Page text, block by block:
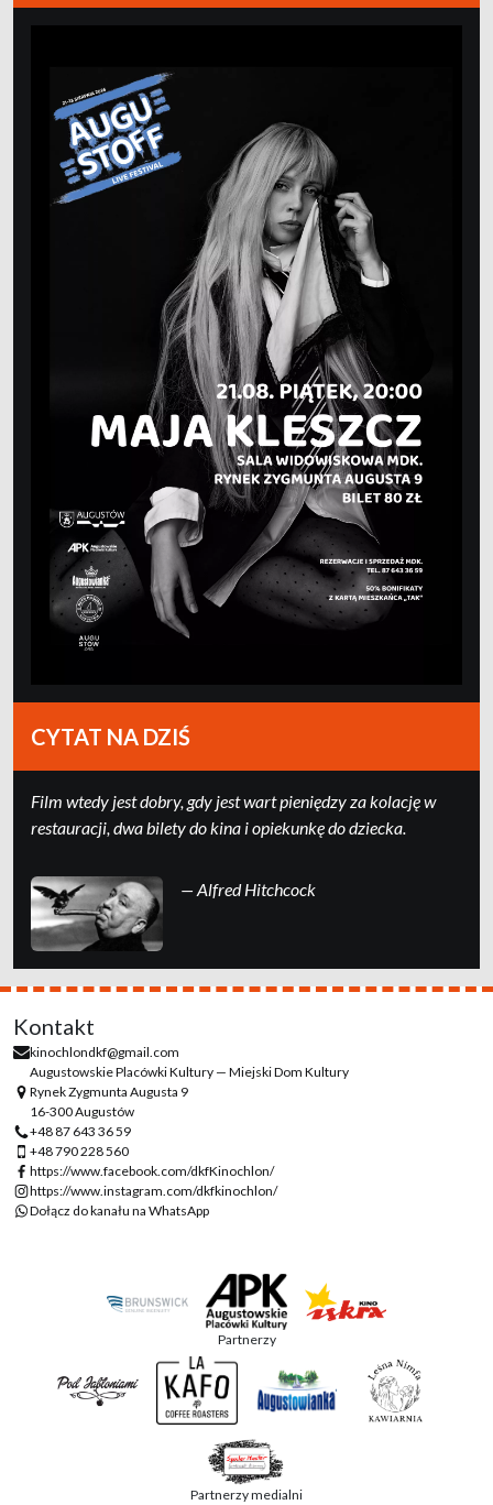
CYTAT NA DZIŚ
Film wtedy jest dobry, gdy jest wart pieniędzy za kolację w
restauracji, dwa bilety do kina i opiekunkę do dziecka.
— Alfred Hitchcock
Kontakt
kinochlondkf@gmail.com
Augustowskie Placówki Kultury — Miejski Dom Kultury
Rynek Zygmunta Augusta 9
16-300 Augustów
+48 87 643 36 59
+48 790 228 560
https://www.facebook.com/dkfKinochlon/
https://www.instagram.com/dkfkinochlon/
Dołącz do kanału na WhatsApp
Partnerzy
Partnerzy medialni